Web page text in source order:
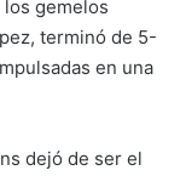
gemelos
terminó de 5-
en una
dejó de ser el